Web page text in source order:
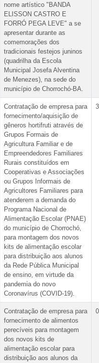
nome artístico "BANDA
ELISSON CASTRO E
FORRÓ PEGA LEVE" a se
apresentar durante as
comemorações dos
tradicionais festejos juninos
(quadrilha da Escola
Municipal Josefa Alventina
de Menezes), na sede do
município de Chorrochó-BA.
Contratação de empresa para
fornecimento/aquisição de
gêneros hortifruti através de
Grupos Formais de
Agricultura Familiar e de
Empreendedores Familiares
Rurais constituídos em
Cooperativas e Associações
ou Grupos Informais de
Agricultores Familiares para
atenderem a demanda do
Programa Nacional de
Alimentação Escolar (PNAE)
do município de Chorrochó,
para montagem dos novos
kits de alimentação escolar
para distribuição aos alunos
da Rede Pública Municipal
de ensino, em virtude da
pandemia do novo
Coronavírus (COVID-19).
Contratação de empresa para
fornecimento de alimentos
perecíveis para montagem
dos novos kits de
alimentação escolar para
distribuição aos alunos da